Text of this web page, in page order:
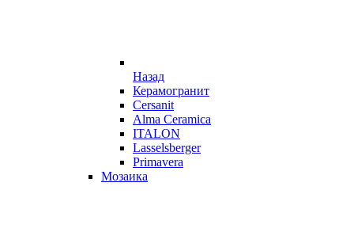
Назад
Керамогранит
Cersanit
Alma Ceramica
ITALON
Lasselsberger
Primavera
Мозаика